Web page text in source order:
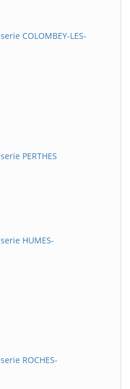
COLOMBEY-LES-
PERTHES
HUMES-
ROCHES-